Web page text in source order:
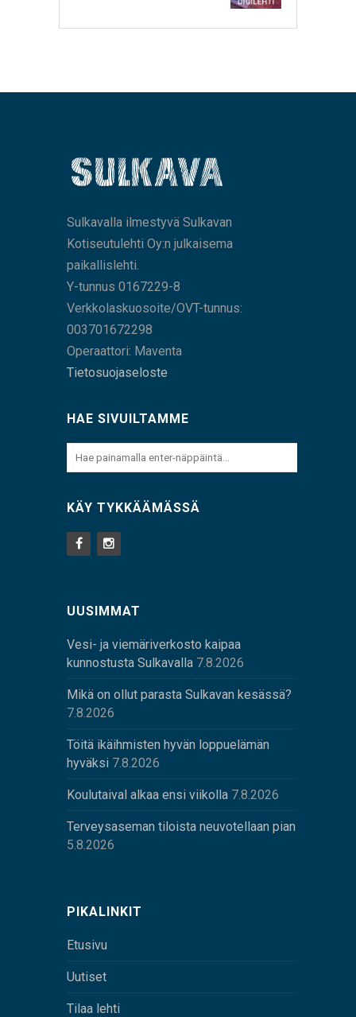
Sulkavalla ilmestyvä Sulkavan
Kotiseutulehti Oy:n julkaisema
paikallislehti.
Y-tunnus 0167229-8
Verkkolaskuosoite/OVT-tunnus:
003701672298
Operaattori: Maventa
Tietosuojaseloste
HAE SIVUILTAMME
KÄY TYKKÄÄMÄSSÄ
UUSIMMAT
Vesi- ja viemäriverkosto kaipaa
kunnostusta Sulkavalla 7.8.2026
Mikä on ollut parasta Sulkavan kesässä?
7.8.2026
Töitä ikäihmisten hyvän loppuelämän
hyväksi 7.8.2026
Koulutaival alkaa ensi viikolla 7.8.2026
Terveysaseman tiloista neuvotellaan pian
5.8.2026
PIKALINKIT
Etusivu
Uutiset
Tilaa lehti